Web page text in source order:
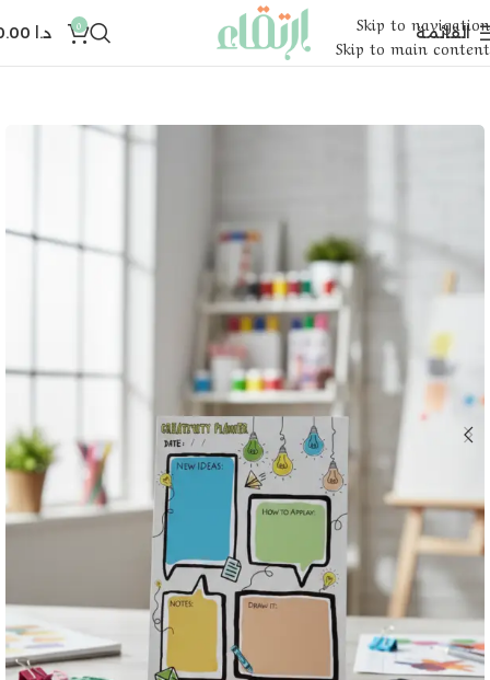
Skip to navigation
Skip to main content
القائمة 0 د.ا